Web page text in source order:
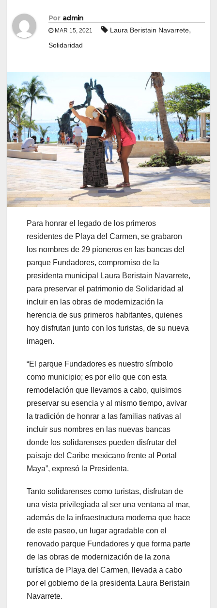
Por admin
MAR 15, 2021 Laura Beristain Navarrete,
Solidaridad
Para honrar el legado de los primeros
residentes de Playa del Carmen, se grabaron
los nombres de 29 pioneros en las bancas del
parque Fundadores, compromiso de la
presidenta municipal Laura Beristain Navarrete,
para preservar el patrimonio de Solidaridad al
incluir en las obras de modernización la
herencia de sus primeros habitantes, quienes
hoy disfrutan junto con los turistas, de su nueva
imagen.
“El parque Fundadores es nuestro símbolo
como municipio; es por ello que con esta
remodelación que llevamos a cabo, quisimos
preservar su esencia y al mismo tiempo, avivar
la tradición de honrar a las familias nativas al
incluir sus nombres en las nuevas bancas
donde los solidarenses pueden disfrutar del
paisaje del Caribe mexicano frente al Portal
Maya”, expresó la Presidenta.
Tanto solidarenses como turistas, disfrutan de
una vista privilegiada al ser una ventana al mar,
además de la infraestructura moderna que hace
de este paseo, un lugar agradable con el
renovado parque Fundadores y que forma parte
de las obras de modernización de la zona
turística de Playa del Carmen, llevada a cabo
por el gobierno de la presidenta Laura Beristain
Navarrete.